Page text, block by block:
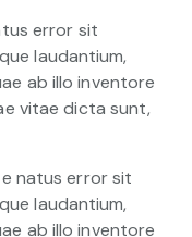
error sit
laudantium,
ab illo inventore
vitae dicta sunt,
natus error sit
laudantium,
ab illo inventore